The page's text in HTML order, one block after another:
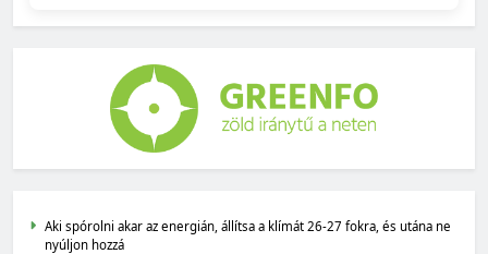
Aki spórolni akar az energián, állítsa a klímát 26-27 fokra, és utána ne
nyúljon hozzá